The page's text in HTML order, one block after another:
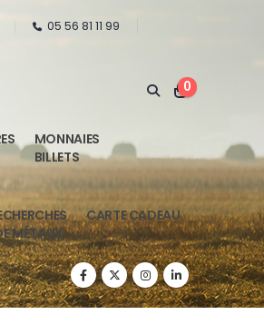
05 56 81 11 99
0
MONNAIES
BILLETS
MÉTAUX
CARTE CADEAU